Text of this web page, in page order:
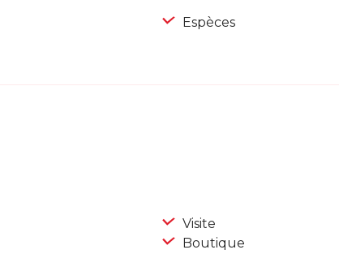
Espèces
Visite
Boutique